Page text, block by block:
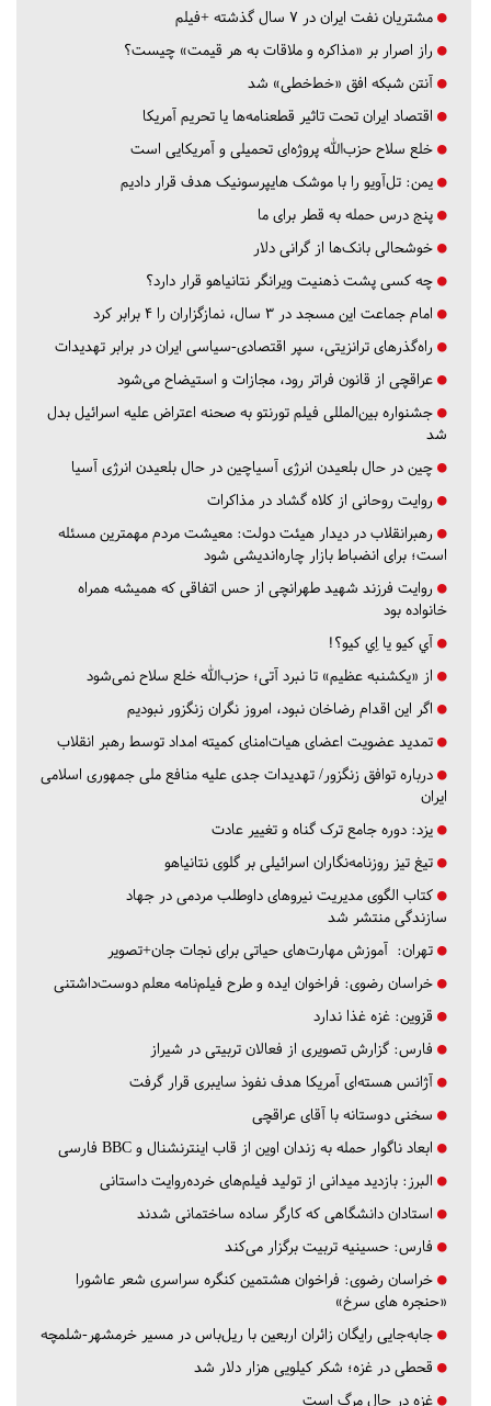
مشتریان نفت ایران در ۷ سال گذشته +فیلم
راز اصرار بر «مذاکره و ملاقات به هر قیمت» چیست؟
آنتن شبکه افق «خط‌خطی» شد
اقتصاد ایران تحت تاثیر قطعنامه‌ها یا تحریم‌ آمریکا
خلع سلاح حزب‌الله پروژه‌ای تحمیلی و آمریکایی است
یمن: تل‌آویو را با موشک هایپرسونیک هدف قرار دادیم
پنج درس‌ حمله به قطر برای ما
خوشحالی بانک‌ها از گرانی دلار
چه کسی پشت ذهنیت ویرانگر نتانیاهو قرار دارد؟
امام جماعت این مسجد در ۳ سال، نمازگزاران را ۴ برابر کرد
راه‌گذرهای ترانزیتی، سپر اقتصادی-سیاسی ایران در برابر تهدیدات
عراقچی از قانون فراتر رود، مجازات و استیضاح می‌شود
جشنواره بین‌المللی فیلم تورنتو به صحنه اعتراض علیه اسرائیل بدل
شد
چین در حال بلعیدن انرژی آسیاچین در حال بلعیدن انرژی آسیا
روایت روحانی از کلاه گشاد در مذاکرات
رهبرانقلاب در دیدار هیئت دولت: معیشت مردم مهمترین مسئله
است؛ برای انضباط بازار چاره‌اندیشی شود
روایت فرزند شهید طهرانچی از حس اتفاقی که همیشه همراه
خانواده بود
آي كيو يا اِي كيو؟!
از «یکشنبه عظیم» تا نبرد آتی؛ حزب‌الله خلع سلاح نمی‌شود
اگر این اقدام رضاخان نبود، امروز نگران زنگزور نبودیم
تمدید عضویت اعضای هیات‌امنای کمیته امداد توسط رهبر انقلاب
درباره توافق زنگزور/ تهدیدات جدی علیه منافع ملی جمهوری اسلامی
ایران
یزد: دوره جامع ترک گناه و تغییر عادت
تیغ تیز روزنامه‌نگاران اسرائیلی بر گلوی نتانیاهو
کتاب الگوی مدیریت نیروهای داوطلب مردمی در جهاد
سازندگی منتشر شد
تهران: آموزش مهارت‌های حیاتی برای نجات جان+تصویر
خراسان رضوی: فراخوان ایده و طرح فیلم‌نامه معلم دوست‌داشتنی
قزوین: غزه غذا ندارد
فارس: گزارش تصویری از فعالان تربیتی در شیراز
آژانس هسته‌ای آمریکا هدف نفوذ سایبری قرار گرفت
سخنی دوستانه با آقای عراقچی
ابعاد ناگوار حمله به زندان اوین از قاب اینترنشنال و BBC فارسی
البرز: بازدید میدانی از تولید فیلم‌های خرده‌روایت داستانی
استادان دانشگاهی که کارگر ساده ساختمانی شدند
فارس: حسینیه تربیت برگزار می‌کند
خراسان رضوی: فراخوان هشتمین کنگره سراسری شعر عاشورا
«حنجره های سرخ»
جابه‌جایی رایگان زائران اربعین با ریل‌باس در مسیر خرمشهر-شلمچه
قحطی در غزه؛ شکر کیلویی هزار دلار شد
غزه در حال مرگ است